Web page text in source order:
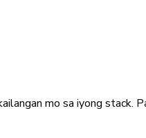
mo sa iyong stack.